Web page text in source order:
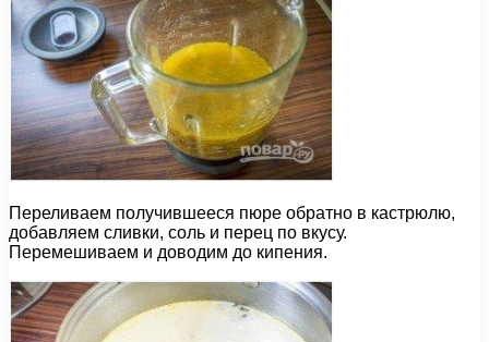
Переливаем получившееся пюре обратно в кастрюлю,
добавляем сливки, соль и перец по вкусу.
Перемешиваем и доводим до кипения.